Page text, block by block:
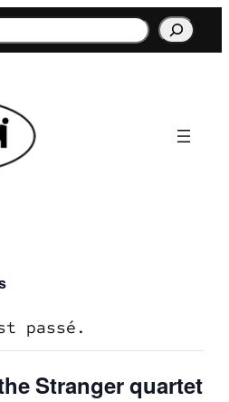
passé.
Stranger quartet